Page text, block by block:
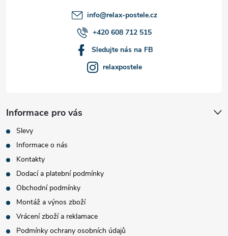
info@relax-postele.cz
+420 608 712 515
Sledujte nás na FB
relaxpostele
Informace pro vás
Slevy
Informace o nás
Kontakty
Dodací a platební podmínky
Obchodní podmínky
Montáž a výnos zboží
Vrácení zboží a reklamace
Podmínky ochrany osobních údajů